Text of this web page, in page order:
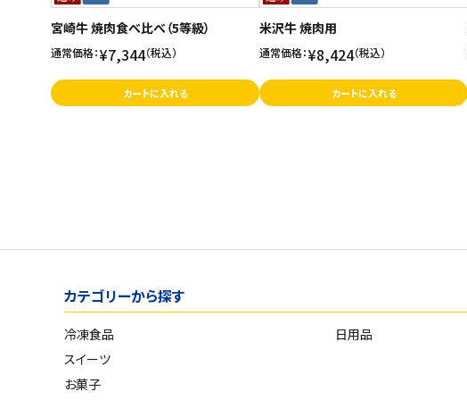
宮崎牛 焼肉食べ比べ（5等級）
通常価格：¥7,344（税込）
カートに入れる
米沢牛 焼肉用
通常価格：¥8,424（税込）
カートに入れる
カテゴリーから探す
冷凍食品
スイーツ
お菓子
日用品